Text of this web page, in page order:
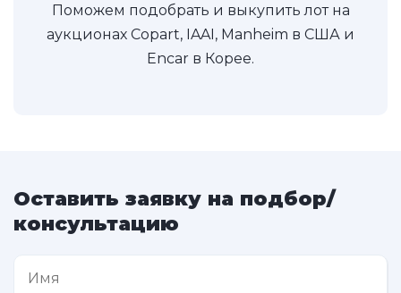
Поможем подобрать и выкупить лот на
аукционах Copart, IAAI, Manheim в США и
Encar в Корее.
Оставить заявку на подбор/
консультацию